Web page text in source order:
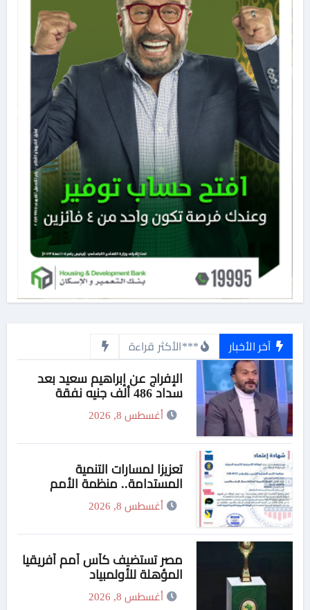
آخر الأخبار ***الأكثر قراءة
الإفراج عن إبراهيم سعيد بعد
سداد 486 ألف جنيه نفقة
لطليقته
أغسطس 8, 2026
تعزيزا لمسارات التنمية
المستدامة.. منظمة الأمم
المتحدة للتدريب والإعلام تواصل
برامجها الدولية عبر شبكة
أغسطس 8, 2026
مصر تستضيف كأس أمم أفريقيا
المؤهلة للأولمبياد
أغسطس 8, 2026